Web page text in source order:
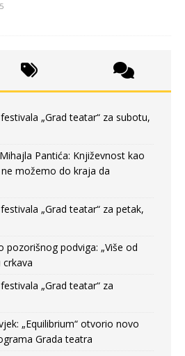
„Grad teatar“ za subotu,
Pantića: Književnost kao
možemo do kraja da
„Grad teatar“ za petak,
pozorišnog podviga: „Više od
crkava
„Grad teatar“ za
„Equilibrium“ otvorio novo
Grada teatra